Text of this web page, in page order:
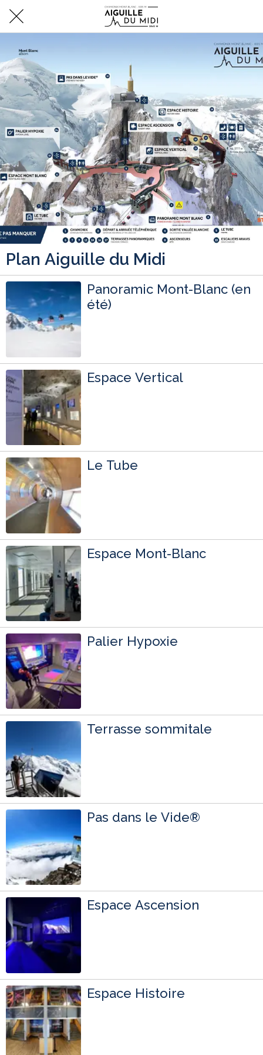
Plan Aiguille du Midi
Panoramic Mont-Blanc (en
été)
Espace Vertical
Le Tube
Espace Mont-Blanc
Palier Hypoxie
Terrasse sommitale
Pas dans le Vide®
Espace Ascension
Espace Histoire